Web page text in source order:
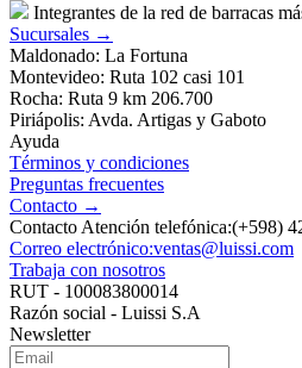
Integrantes de la red de barracas
Sucursales →
Maldonado: La Fortuna
Montevideo: Ruta 102 casi 101
Rocha: Ruta 9 km 206.700
Piriápolis: Avda. Artigas y Gaboto
Ayuda
Términos y condiciones
Preguntas frecuentes
Contacto →
Contacto Atención telefónica:(+598)
Correo electrónico:ventas@luissi.com
Trabaja con nosotros
RUT - 100083800014
Razón social - Luissi S.A
Newsletter